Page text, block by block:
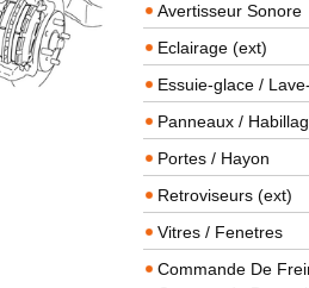
Avertisseur Sonore
Eclairage (ext)
Essuie-glace /
Panneaux /
Portes / Hayon
Retroviseurs (ext)
Vitres / Fenetres
Commande De